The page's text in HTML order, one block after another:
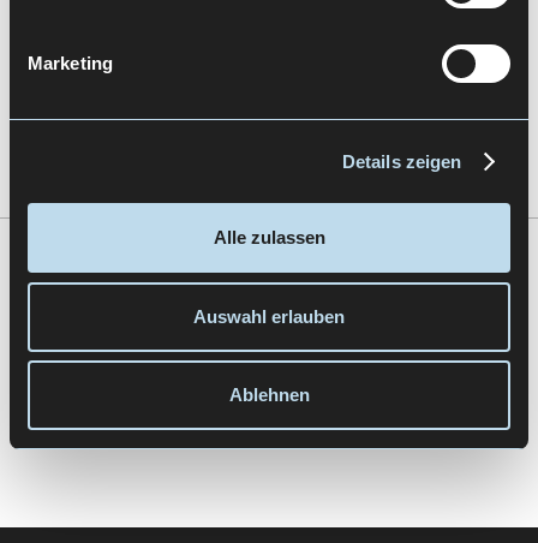
Marketing
Details zeigen
Alle zulassen
Auswahl erlauben
Ablehnen
Let's Talk
Zur Übersicht